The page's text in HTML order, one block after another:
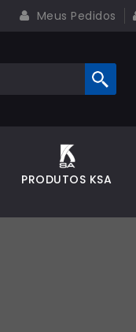
Meus Pedidos
PRODUTOS KSA